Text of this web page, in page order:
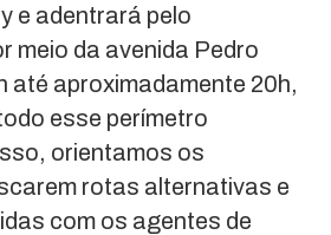
e adentrará pelo
meio da avenida Pedro
até aproximadamente 20h,
esse perímetro
orientamos os
rotas alternativas e
com os agentes de